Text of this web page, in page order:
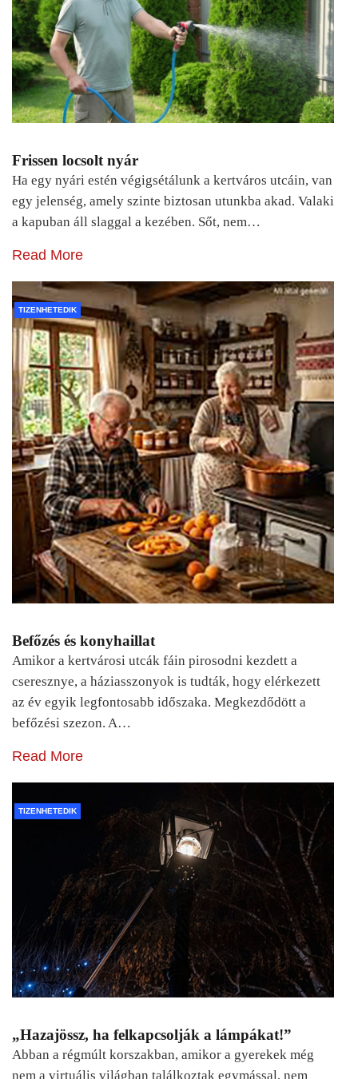
Frissen locsolt nyár
Ha egy nyári estén végigsétálunk a kertváros utcáin, van
egy jelenség, amely szinte biztosan utunkba akad. Valaki
a kapuban áll slaggal a kezében. Sőt, nem…
Read More
TIZENHETEDIK
Befőzés és konyhaillat
Amikor a kertvárosi utcák fáin pirosodni kezdett a
cseresznye, a háziasszonyok is tudták, hogy elérkezett
az év egyik legfontosabb időszaka. Megkezdődött a
befőzési szezon. A…
Read More
TIZENHETEDIK
„Hazajössz, ha felkapcsolják a lámpákat!”
Abban a régmúlt korszakban, amikor a gyerekek még
nem a virtuális világban találkoztak egymással, nem